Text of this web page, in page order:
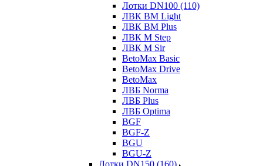
Лотки DN100 (110)
ЛВК ВМ Light
ЛВК ВМ Plus
ЛВК М Step
ЛВК М Sir
BetoMax Basic
BetoMax Drive
BetoMax
ЛВБ Norma
ЛВБ Plus
ЛВБ Optima
BGF
BGF-Z
BGU
BGU-Z
Лотки DN150 (160)